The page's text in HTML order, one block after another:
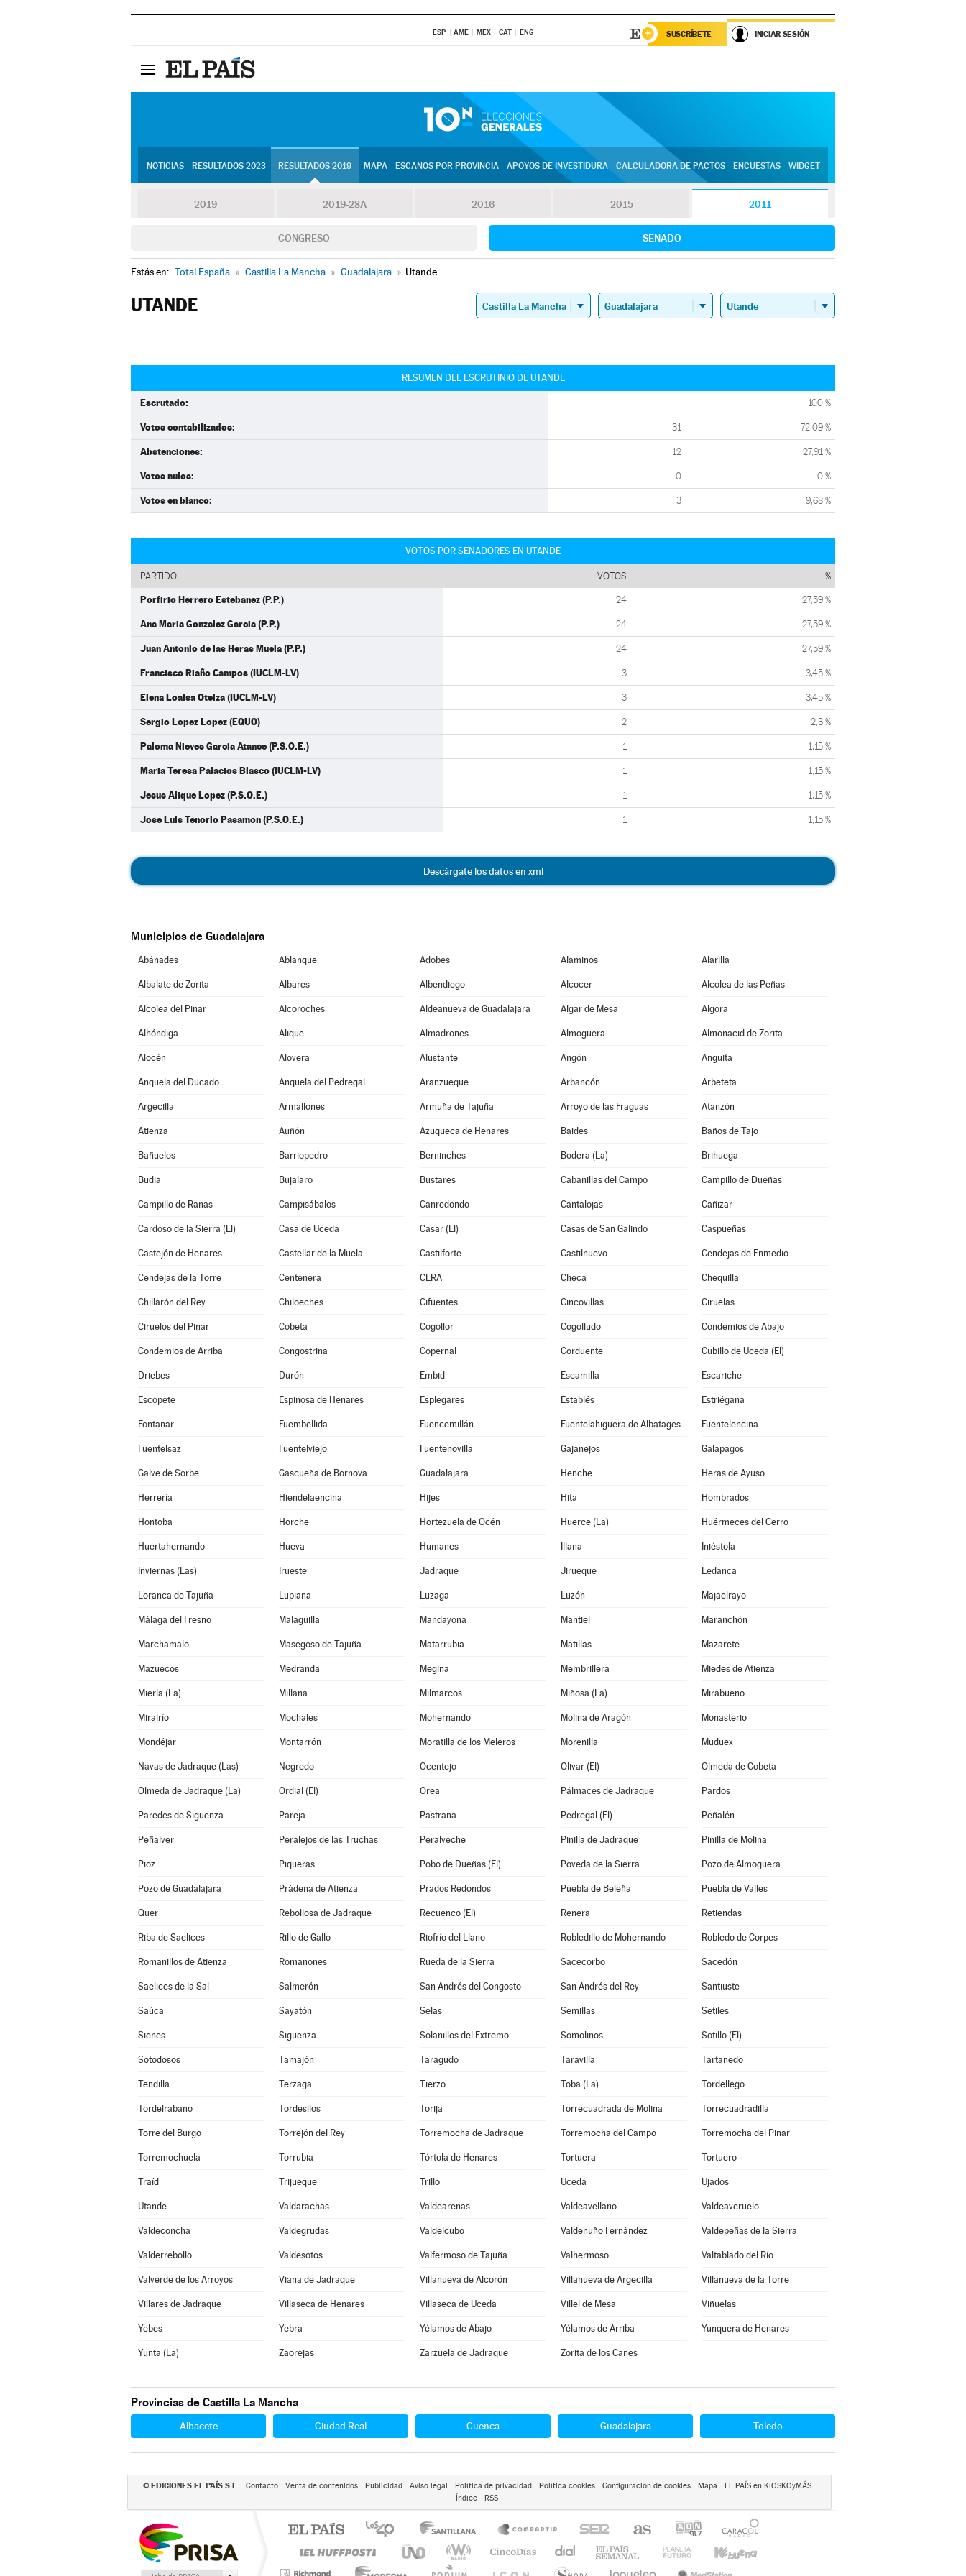
ESP AME MEX CAT ENG SUSCRÍBETE INICIAR SESIÓN
NOTICIAS RESULTADOS 2023 RESULTADOS 2019 MAPA ESCAÑOS POR PROVINCIA APOYOS DE INVESTIDURA CALCULADORA DE PACTOS ENCUESTAS WIDGET
2019 2019-28A 2016 2015 2011
CONGRESO SENADO
Estás en: Total España » Castilla La Mancha » Guadalajara » Utande
UTANDE
RESUMEN DEL ESCRUTINIO DE UTANDE
Escrutado: 100 %
Votos contabilizados: 31 72,09 %
Abstenciones: 12 27,91 %
Votos nulos: 0 0 %
Votos en blanco: 3 9,68 %
VOTOS POR SENADORES EN UTANDE
PARTIDO VOTOS %
Porfirio Herrero Estebanez (P.P.) 24 27,59 %
Ana Maria Gonzalez Garcia (P.P.) 24 27,59 %
Juan Antonio de las Heras Muela (P.P.) 24 27,59 %
Francisco Riaño Campos (IUCLM-LV) 3 3,45 %
Elena Loaisa Oteiza (IUCLM-LV) 3 3,45 %
Sergio Lopez Lopez (EQUO) 2 2,3 %
Paloma Nieves Garcia Atance (P.S.O.E.) 1 1,15 %
Maria Teresa Palacios Blasco (IUCLM-LV) 1 1,15 %
Jesus Alique Lopez (P.S.O.E.) 1 1,15 %
Jose Luis Tenorio Pasamon (P.S.O.E.) 1 1,15 %
Descárgate los datos en xml
Municipios de Guadalajara
Abánades Ablanque Adobes Alaminos Alarilla
Albalate de Zorita Albares Albendiego Alcocer Alcolea de las Peñas
Alcolea del Pinar Alcoroches Aldeanueva de Guadalajara Algar de Mesa Algora
Alhóndiga Alique Almadrones Almoguera Almonacid de Zorita
Alocén Alovera Alustante Angón Anguita
Anquela del Ducado Anquela del Pedregal Aranzueque Arbancón Arbeteta
Argecilla Armallones Armuña de Tajuña Arroyo de las Fraguas Atanzón
Atienza Auñón Azuqueca de Henares Baides Baños de Tajo
Bañuelos Barriopedro Berninches Bodera (La) Brihuega
Budia Bujalaro Bustares Cabanillas del Campo Campillo de Dueñas
Campillo de Ranas Campisábalos Canredondo Cantalojas Cañizar
Cardoso de la Sierra (El) Casa de Uceda Casar (El) Casas de San Galindo Caspueñas
Castejón de Henares Castellar de la Muela Castilforte Castilnuevo Cendejas de Enmedio
Cendejas de la Torre Centenera CERA Checa Chequilla
Chillarón del Rey Chiloeches Cifuentes Cincovillas Ciruelas
Ciruelos del Pinar Cobeta Cogollor Cogolludo Condemios de Abajo
Condemios de Arriba Congostrina Copernal Corduente Cubillo de Uceda (El)
Driebes Durón Embid Escamilla Escariche
Escopete Espinosa de Henares Esplegares Establés Estriégana
Fontanar Fuembellida Fuencemillán Fuentelahiguera de Albatages Fuentelencina
Fuentelsaz Fuentelviejo Fuentenovilla Gajanejos Galápagos
Galve de Sorbe Gascueña de Bornova Guadalajara Henche Heras de Ayuso
Herrería Hiendelaencina Hijes Hita Hombrados
Hontoba Horche Hortezuela de Océn Huerce (La) Huérmeces del Cerro
Huertahernando Hueva Humanes Illana Iniéstola
Inviernas (Las) Irueste Jadraque Jirueque Ledanca
Loranca de Tajuña Lupiana Luzaga Luzón Majaelrayo
Málaga del Fresno Malaguilla Mandayona Mantiel Maranchón
Marchamalo Masegoso de Tajuña Matarrubia Matillas Mazarete
Mazuecos Medranda Megina Membrillera Miedes de Atienza
Mierla (La) Millana Milmarcos Miñosa (La) Mirabueno
Miralrío Mochales Mohernando Molina de Aragón Monasterio
Mondéjar Montarrón Moratilla de los Meleros Morenilla Muduex
Navas de Jadraque (Las) Negredo Ocentejo Olivar (El) Olmeda de Cobeta
Olmeda de Jadraque (La) Ordial (El) Orea Pálmaces de Jadraque Pardos
Paredes de Sigüenza Pareja Pastrana Pedregal (El) Peñalén
Peñalver Peralejos de las Truchas Peralveche Pinilla de Jadraque Pinilla de Molina
Pioz Piqueras Pobo de Dueñas (El) Poveda de la Sierra Pozo de Almoguera
Pozo de Guadalajara Prádena de Atienza Prados Redondos Puebla de Beleña Puebla de Valles
Quer Rebollosa de Jadraque Recuenco (El) Renera Retiendas
Riba de Saelices Rillo de Gallo Riofrío del Llano Robledillo de Mohernando Robledo de Corpes
Romanillos de Atienza Romanones Rueda de la Sierra Sacecorbo Sacedón
Saelices de la Sal Salmerón San Andrés del Congosto San Andrés del Rey Santiuste
Saúca Sayatón Selas Semillas Setiles
Sienes Sigüenza Solanillos del Extremo Somolinos Sotillo (El)
Sotodosos Tamajón Taragudo Taravilla Tartanedo
Tendilla Terzaga Tierzo Toba (La) Tordellego
Tordelrábano Tordesilos Torija Torrecuadrada de Molina Torrecuadradilla
Torre del Burgo Torrejón del Rey Torremocha de Jadraque Torremocha del Campo Torremocha del Pinar
Torremochuela Torrubia Tórtola de Henares Tortuera Tortuero
Traíd Trijueque Trillo Uceda Ujados
Utande Valdarachas Valdearenas Valdeavellano Valdeaveruelo
Valdeconcha Valdegrudas Valdelcubo Valdenuño Fernández Valdepeñas de la Sierra
Valderrebollo Valdesotos Valfermoso de Tajuña Valhermoso Valtablado del Río
Valverde de los Arroyos Viana de Jadraque Villanueva de Alcorón Villanueva de Argecilla Villanueva de la Torre
Villares de Jadraque Villaseca de Henares Villaseca de Uceda Villel de Mesa Viñuelas
Yebes Yebra Yélamos de Abajo Yélamos de Arriba Yunquera de Henares
Yunta (La) Zaorejas Zarzuela de Jadraque Zorita de los Canes
Provincias de Castilla La Mancha
Albacete Ciudad Real Cuenca Guadalajara Toledo
© EDICIONES EL PAÍS S.L. Contacto Venta de contenidos Publicidad Aviso legal Política de privacidad Política cookies Configuración de cookies Mapa
EL PAÍS en KIOSKOyMÁS
Índice
RSS